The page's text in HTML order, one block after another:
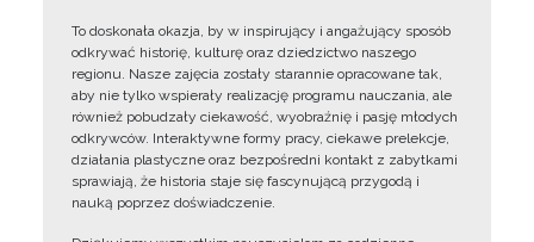
To doskonała okazja, by w inspirujący i angażujący sposób
odkrywać historię, kulturę oraz dziedzictwo naszego
regionu. Nasze zajęcia zostały starannie opracowane tak,
aby nie tylko wspierały realizację programu nauczania, ale
również pobudzały ciekawość, wyobraźnię i pasję młodych
odkrywców. Interaktywne formy pracy, ciekawe prelekcje,
działania plastyczne oraz bezpośredni kontakt z zabytkami
sprawiają, że historia staje się fascynującą przygodą i
nauką poprzez doświadczenie.